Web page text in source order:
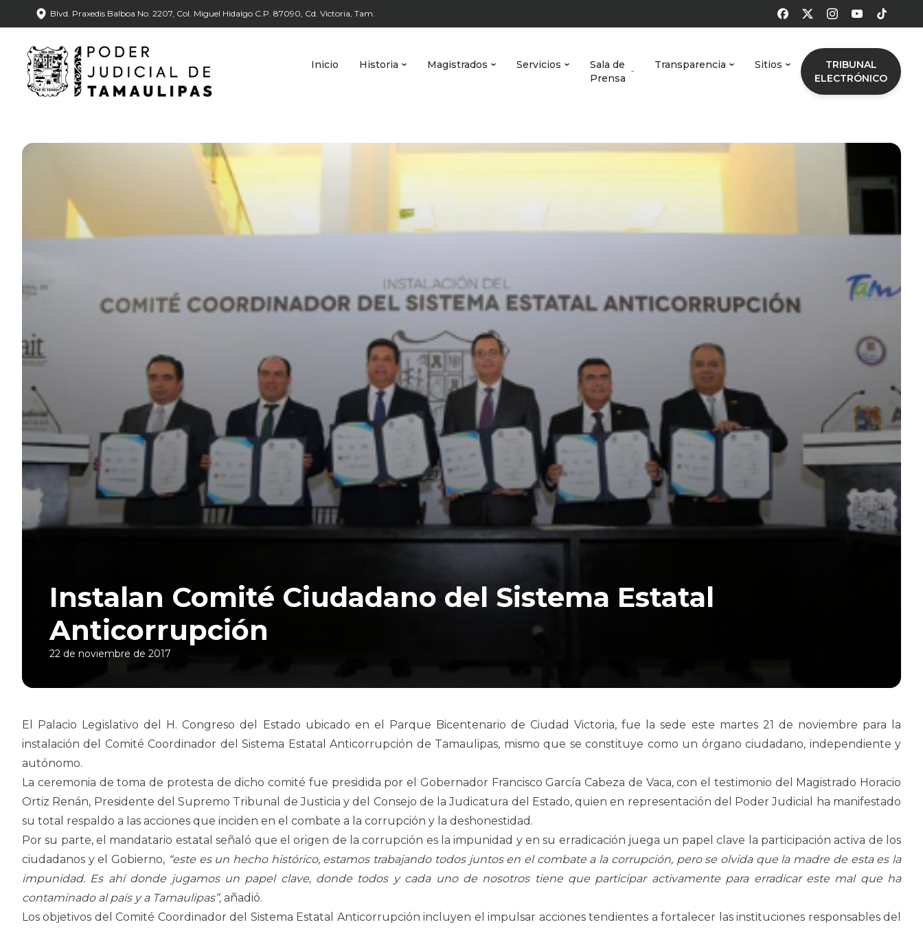
Blvd. Praxedis Balboa No. 2207, Col. Miguel Hidalgo C.P. 87090, Cd. Victoria, Tam.
Inicio Historia Magistrados Servicios
Sala de
Prensa
Transparencia Sitios
TRIBUNAL
ELECTRÓNICO
Instalan Comité Ciudadano del Sistema Estatal
Anticorrupción
22 de noviembre de 2017
El Palacio Legislativo del H. Congreso del Estado ubicado en el Parque Bicentenario de Ciudad Victoria, fue la sede este martes 21 de noviembre para la
instalación del Comité Coordinador del Sistema Estatal Anticorrupción de Tamaulipas, mismo que se constituye como un órgano ciudadano, independiente y
autónomo.
La ceremonia de toma de protesta de dicho comité fue presidida por el Gobernador Francisco García Cabeza de Vaca, con el testimonio del Magistrado Horacio
Ortiz Renán, Presidente del Supremo Tribunal de Justicia y del Consejo de la Judicatura del Estado, quien en representación del Poder Judicial ha manifestado
su total respaldo a las acciones que inciden en el combate a la corrupción y la deshonestidad.
Por su parte, el mandatario estatal señaló que el origen de la corrupción es la impunidad y en su erradicación juega un papel clave la participación activa de los
ciudadanos y el Gobierno, “este es un hecho histórico, estamos trabajando todos juntos en el combate a la corrupción, pero se olvida que la madre de esta es la
impunidad. Es ahí donde jugamos un papel clave, donde todos y cada uno de nosotros tiene que participar activamente para erradicar este mal que ha
contaminado al país y a Tamaulipas”, añadió.
Los objetivos del Comité Coordinador del Sistema Estatal Anticorrupción incluyen el impulsar acciones tendientes a fortalecer las instituciones responsables del